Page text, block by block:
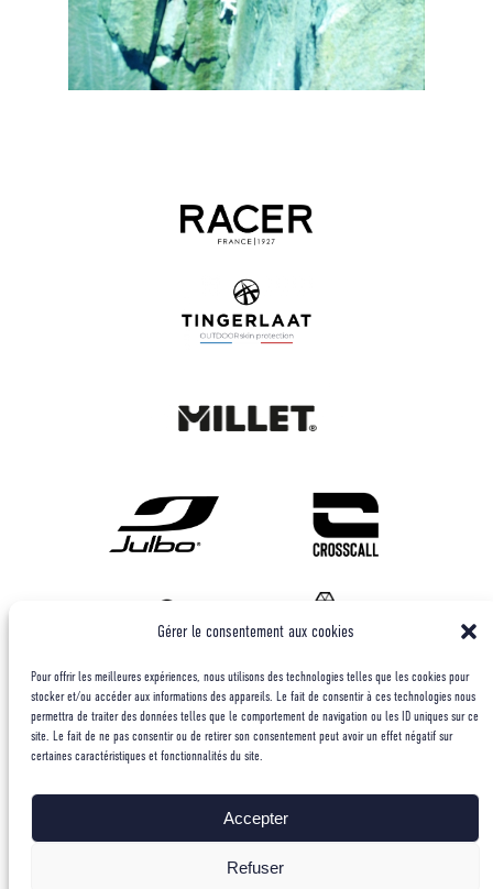
Gérer le consentement aux cookies
Pour offrir les meilleures expériences, nous utilisons des technologies telles que les cookies pour
stocker et/ou accéder aux informations des appareils. Le fait de consentir à ces technologies nous
permettra de traiter des données telles que le comportement de navigation ou les ID uniques sur ce
site. Le fait de ne pas consentir ou de retirer son consentement peut avoir un effet négatif sur
certaines caractéristiques et fonctionnalités du site.
Accepter
Refuser